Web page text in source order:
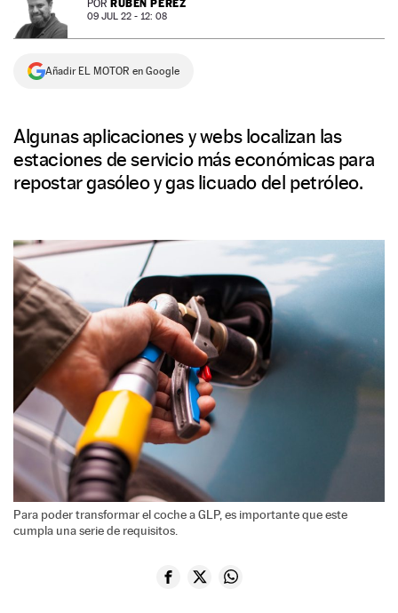
NEWSLETTER
SÍGUENOS
POR RUBÉN PÉREZ
09 JUL 22 - 12: 08
Añadir EL MOTOR en Google
Algunas aplicaciones y webs localizan las
estaciones de servicio más económicas para
repostar gasóleo y gas licuado del petróleo.
Para poder transformar el coche a GLP, es importante que este
cumpla una serie de requisitos.